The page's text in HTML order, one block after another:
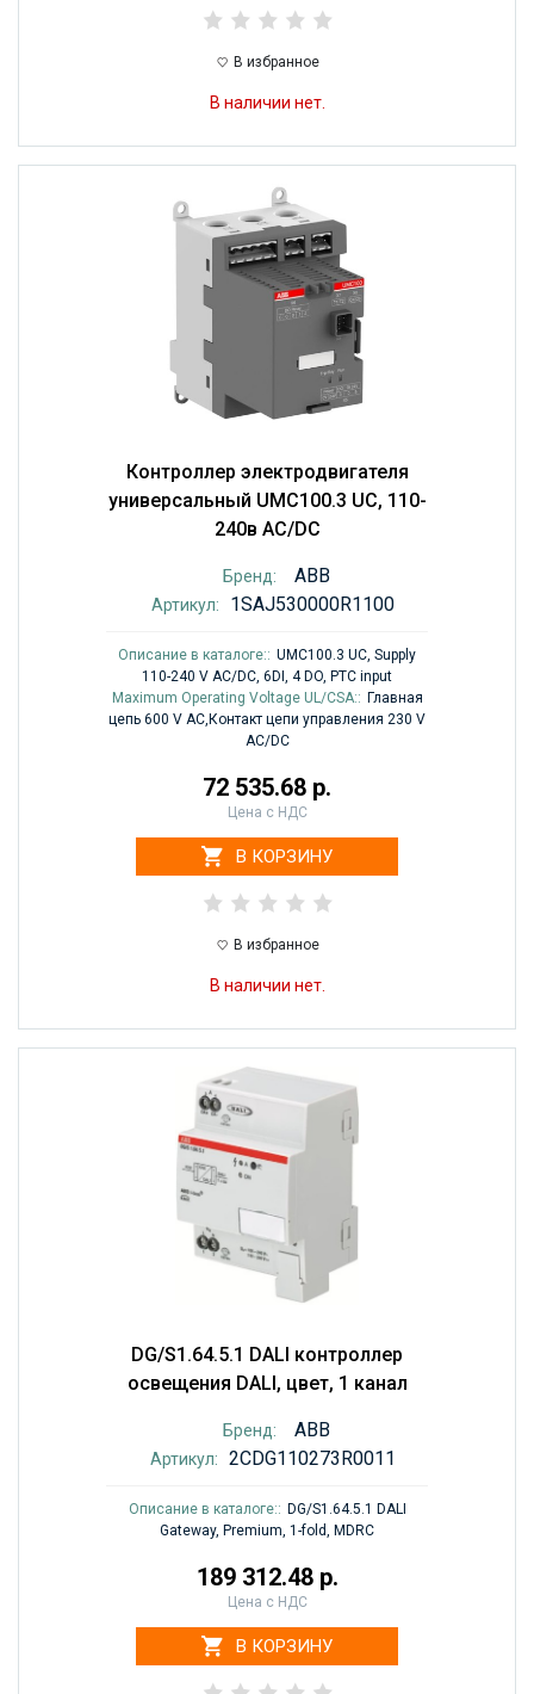
В избранное
В наличии нет.
Контроллер электродвигателя
универсальный UMC100.3 UC, 110-
240в AC/DC
Бренд: ABB
Артикул: 1SAJ530000R1100
Описание в каталоге:: UMC100.3 UC, Supply
110-240 V AC/DC, 6DI, 4 DO, PTC input
Maximum Operating Voltage UL/CSA:: Главная
цепь 600 V AC,Контакт цепи управления 230 V
AC/DC
72 535.68 р.
Цена с НДС
В КОРЗИНУ
В избранное
В наличии нет.
DG/S1.64.5.1 DALI контроллер
освещения DALI, цвет, 1 канал
Бренд: ABB
Артикул: 2CDG110273R0011
Описание в каталоге:: DG/S1.64.5.1 DALI
Gateway, Premium, 1-fold, MDRC
189 312.48 р.
Цена с НДС
В КОРЗИНУ